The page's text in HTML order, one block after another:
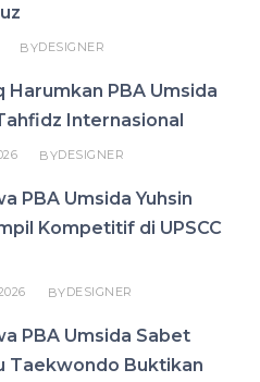
BYDESIGNER
Harumkan PBA Umsida
Internasional
BYDESIGNER
PBA Umsida Yuhsin
Kompetitif di UPSCC
BYDESIGNER
PBA Umsida Sabet
Taekwondo Buktikan